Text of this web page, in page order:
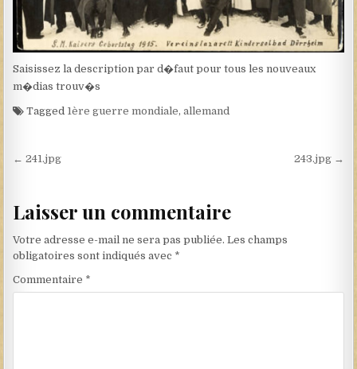
Saisissez la description par d�faut pour tous les nouveaux
m�dias trouv�s
Tagged 1ère guerre mondiale,allemand
Navigation de l’article
← 241.jpg 243.jpg →
Laisser un commentaire
Votre adresse e-mail ne sera pas publiée. Les champs
obligatoires sont indiqués avec *
Commentaire *